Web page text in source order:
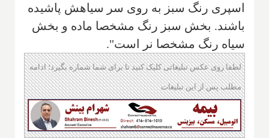
اسپری رنگ سبز به روی سر سیاهش پاشیده
باشند. بخش سبز رنگ مشخصا ماده و بخش
سیاه رنگ مشخصا نر است".
لطفا روی عکس تبلیغاتی کلیک کنید تا برای شما شماره بگیرد؛ ادامه
مطلب پس از این تبلیغات